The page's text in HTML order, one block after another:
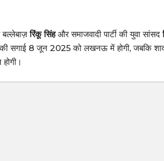
बल्लेबाज़रिंकू सिंहऔर समाजवादी पार्टी की युवा सांसद
सगाई 8 जून 2025 को लखनऊ में होगी, जबकि